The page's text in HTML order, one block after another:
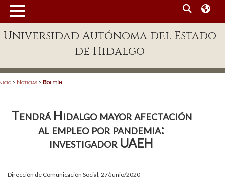
Enlaces
Patronato
Acreditación Internacional
Universidad Autónoma del Estado
de Hidalgo
> Noticias > Boletín
Tendrá Hidalgo mayor afectación
al empleo por pandemia:
investigador UAEH
Dirección de Comunicación Social, 27/Junio/2020